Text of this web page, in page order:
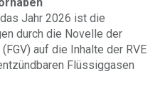
Jahr 2026 ist die
durch die Novelle der
auf die Inhalte der RVE
Flüssiggasen